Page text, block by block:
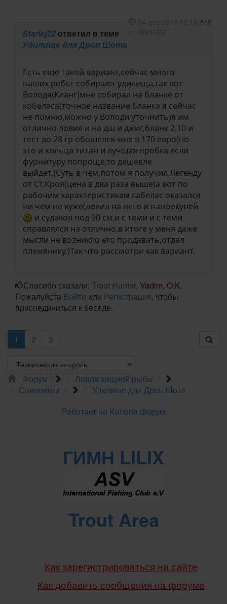
04 дек 2013 12:16 #10
Starlej22
Starlej22 ответил в теме
Удилище для Дроп Шота
Есть еще такой вариант,сейчас много
наших ребят собирают удилища,так вот
Володя(Кланг)мне собирал на бланке от
кобеласа(точное название бланка я сейчас
не помню,можно у Володи уточнить)я им
отлично ловил и на дш и джиг,бланк 2.10 и
тест до 28 гр обошелся мне в 170 евро(но
это и кольца титан и лучшая пробка,если
фурнитуру попроще,то дешевле
выйдет.)Суть в чем,потом я получил Легенду
от Ст.Кроя(цена в два раза выше)а вот по
рабочим характеристикам кабелас оказался
ни чем не хуже(ловил на него и наноокуней
и судаков под 90 см,и с теми и с теми
справлялся на отлично,в итоге у меня даже
мысли не возникло его продавать,отдал
племянику.)Так что рассмотри как вариант.
Спасибо сказали: Trout Hunter, Vadim, O.K.
Пожалуйста Войти или Регистрация, чтобы
присоединиться к беседе.
1 2 3
Форум
Ловля хищной рыбы
Спиннинги
Удилище для Дроп Шота
Работает на Kunena форум
ГИМН LILIX
Trout Area
Как зарегистрироваться на сайте
Как добавить сообщения на форуме